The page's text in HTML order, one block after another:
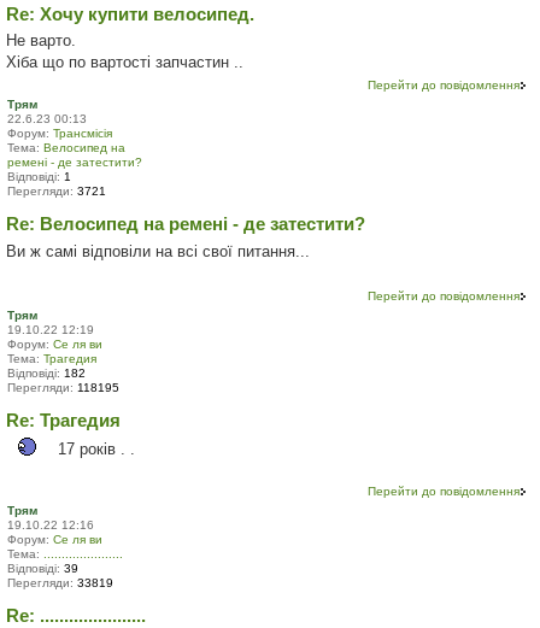
Re: Хочу купити велосипед.
Не варто.
Хіба що по вартості запчастин ..
Перейти до повідомлення
Трям
22.6.23 00:13
Форум: Трансмісія
Тема: Велосипед на
ремені - де затестити?
Відповіді: 1
Перегляди: 3721
Re: Велосипед на ремені - де затестити?
Ви ж самі відповіли на всі свої питання...
Перейти до повідомлення
Трям
19.10.22 12:19
Форум: Се ля ви
Тема: Трагедия
Відповіді: 182
Перегляди: 118195
Re: Трагедия
17 років . .
Перейти до повідомлення
Трям
19.10.22 12:16
Форум: Се ля ви
Тема: ......................
Відповіді: 39
Перегляди: 33819
Re: ......................